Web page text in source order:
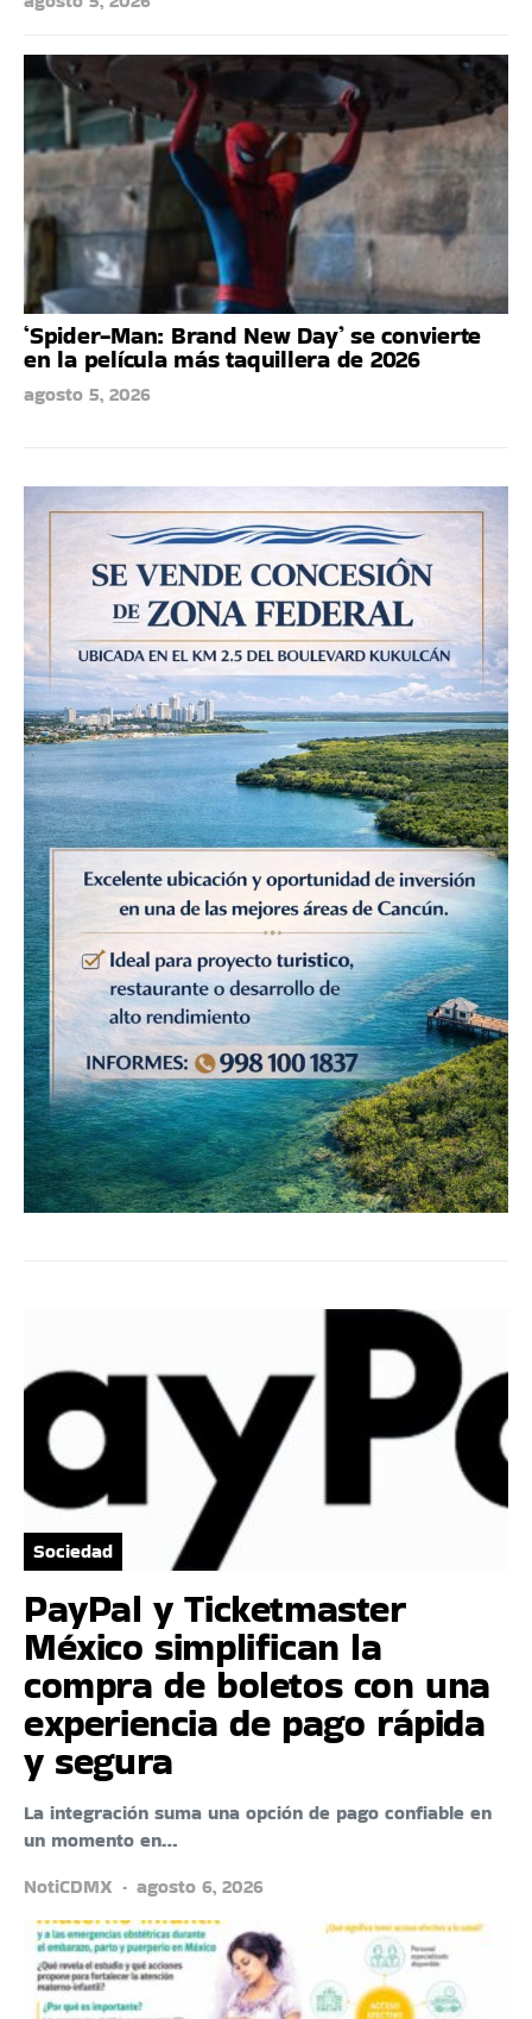
‘Spider-Man: Brand New Day’ se convierte
en la película más taquillera de 2026
agosto 5, 2026
Sociedad
PayPal y Ticketmaster
México simplifican la
compra de boletos con una
experiencia de pago rápida
y segura
La integración suma una opción de pago confiable en
un momento en…
NotiCDMX
agosto 6, 2026